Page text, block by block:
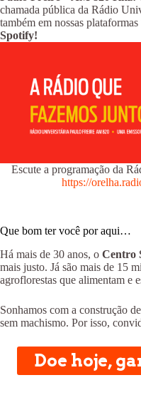
chamada pública da Rádio
também em nossas
Spotify!
Escute a programação da
https://
Que bom ter você por aqui…
Há mais de 30 anos, o Centro
mais justo. Já são mais de 15
agroflorestas que alimentam e
Sonhamos com a construção
sem machismo. Por isso,
Doe hoje,